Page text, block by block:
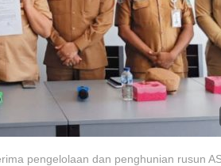
pengelolaan dan penghunian rusun